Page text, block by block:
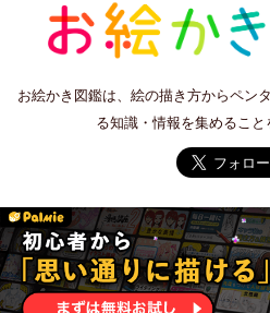
お絵かき図鑑は、絵の描き方からペン
る知識・情報を集めること